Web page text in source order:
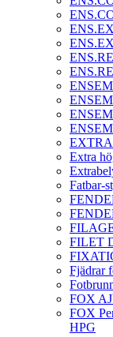
Extra
Fatbar-
FILET
Fjädrar
FOX
FOX
HPG